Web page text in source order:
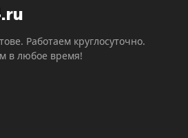
Работаем круглосуточно.
в любое время!